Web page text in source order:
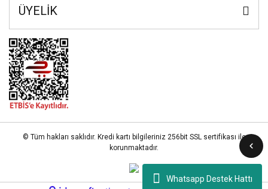
Whatsapp Destek Hattı
ÜYELİK
© Tüm hakları saklıdır. Kredi kartı bilgileriniz 256bit SSL sertifikası ile
korunmaktadır.